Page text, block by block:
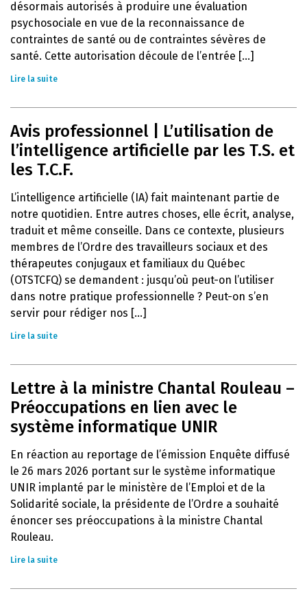
désormais autorisés à produire une évaluation
psychosociale en vue de la reconnaissance de
contraintes de santé ou de contraintes sévères de
santé. Cette autorisation découle de l’entrée [...]
Lire la suite
Avis professionnel | L’utilisation de
l’intelligence artificielle par les T.S. et
les T.C.F.
L’intelligence artificielle (IA) fait maintenant partie de
notre quotidien. Entre autres choses, elle écrit, analyse,
traduit et même conseille. Dans ce contexte, plusieurs
membres de l’Ordre des travailleurs sociaux et des
thérapeutes conjugaux et familiaux du Québec
(OTSTCFQ) se demandent : jusqu’où peut-on l’utiliser
dans notre pratique professionnelle ? Peut-on s’en
servir pour rédiger nos [...]
Lire la suite
Lettre à la ministre Chantal Rouleau –
Préoccupations en lien avec le
système informatique UNIR
En réaction au reportage de l’émission Enquête diffusé
le 26 mars 2026 portant sur le système informatique
UNIR implanté par le ministère de l’Emploi et de la
Solidarité sociale, la présidente de l’Ordre a souhaité
énoncer ses préoccupations à la ministre Chantal
Rouleau.
Lire la suite